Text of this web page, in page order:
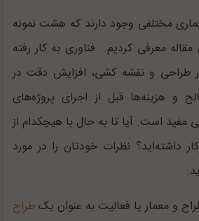
مختلفی وجود دارند که هشت نمونه
مقاله معرفی کردیم. فناوری به کار رفته
طراحی و نقشه کشی، افزایش دقت در
و هزینه‌ها قبل از اجرای پروژه‌های
است. آیا تا به حال با هیچکدام از
داشته‌اید؟ نظرات خودتان را در مورد
و معمار یا فعالیت به عنوان یکطراح